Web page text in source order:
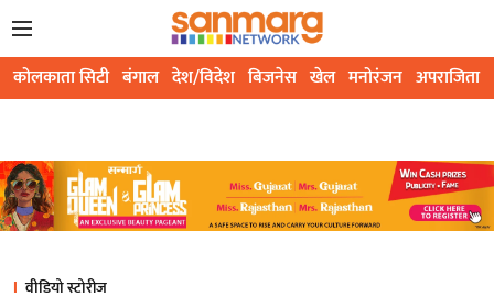
कोलकाता सिटी बंगाल देश/विदेश बिजनेस खेल मनोरंजन अपराजिता
वीडियो स्टोरीज